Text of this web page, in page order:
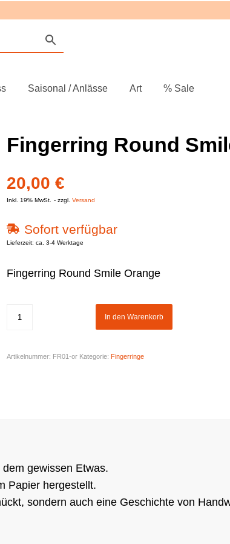
Saisonal / Anlässe Art % Sale
Fingerring Round
20,00 €
Inkl. 19% MwSt. zzgl. Versand
Sofort verfügbar
Lieferzeit: ca. 3-4 Werktage
Fingerring Round Smile Orange
In den Warenkorb
Artikelnummer: FR01-or Kategorie: Fingerringe
gewissen Etwas.
Papier hergestellt.
sondern auch eine Geschichte von